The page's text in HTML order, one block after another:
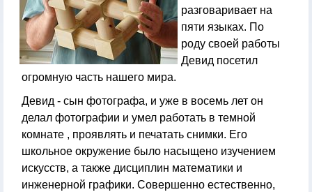
разговаривает на
пяти языках. По
роду своей работы
Девид посетил
огромную часть нашего мира.
Девид - сын фотографа, и уже в восемь лет он
делал фотографии и умел работать в темной
комнате , проявлять и печатать снимки. Его
школьное окружение было насыщено изучением
искусств, а также дисциплин математики и
инженерной графики. Совершенно естественно,